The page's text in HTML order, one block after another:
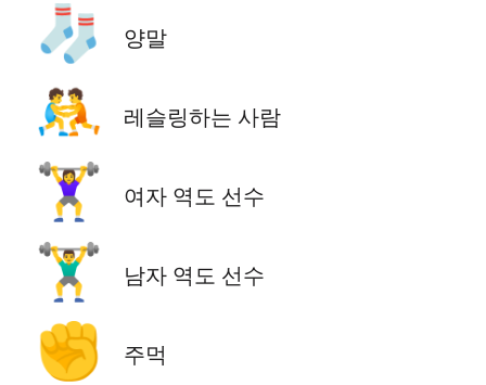
🧦 양말
🤼 레슬링하는 사람
🏋️‍♀️ 여자 역도 선수
🏋️‍♂️ 남자 역도 선수
✊ 주먹